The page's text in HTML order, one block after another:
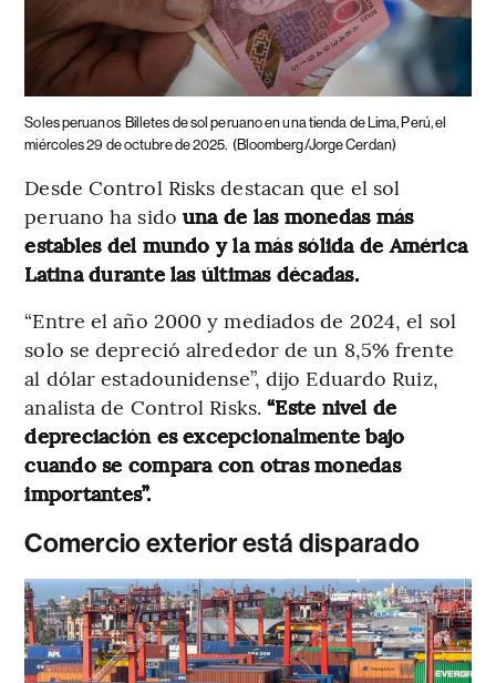
Soles peruanos Billetes de sol peruano en una tienda de Lima, Perú, el
miércoles 29 de octubre de 2025. (Bloomberg/Jorge Cerdan)
Desde Control Risks destacan que el sol
peruano ha sido una de las monedas más
estables del mundo y la más sólida de América
Latina durante las últimas décadas.
“Entre el año 2000 y mediados de 2024, el sol
solo se depreció alrededor de un 8,5% frente
al dólar estadounidense”, dijo Eduardo Ruiz,
analista de Control Risks.“Este nivel de
depreciación es excepcionalmente bajo
cuando se compara con otras monedas
importantes”.
Comercio exterior está disparado